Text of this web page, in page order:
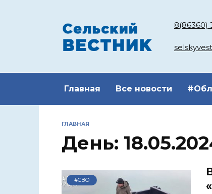
8(86360)
Главная Все новости
ГЛАВНАЯ
День:
#СВО